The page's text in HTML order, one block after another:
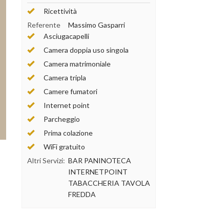
Ricettività
Referente
Massimo Gasparri
Asciugacapelli
Camera doppia uso singola
Camera matrimoniale
Camera tripla
Camere fumatori
Internet point
Parcheggio
Prima colazione
WiFi gratuito
Altri Servizi: BAR PANINOTECA
INTERNETPOINT
TABACCHERIA TAVOLA
FREDDA